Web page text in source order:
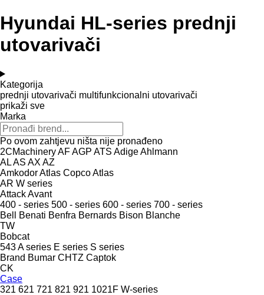
Hyundai HL-series prednji
utovarivači
Kategorija
prednji utovarivači multifunkcionalni utovarivači
prikaži sve
Marka
Po ovom zahtjevu ništa nije pronađeno
2CMachineryAFAGP ATS AdigeAhlmann
ALAS AX AZ
AmkodorAtlas CopcoAtlas
AR W series
AttackAvant
400 - series 500 - series 600 - series 700 - series
Bell
Benati Benfra Bernards Bison Blanche
TW
Bobcat
543A series E series S series
Brand Bumar CHTZ Captok
CK
Case
321 621 721 821 921 1021F W-series